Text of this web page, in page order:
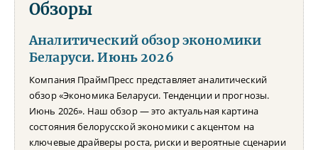
Обзоры
Аналитический обзор экономики
Беларуси. Июнь 2026
Компания ПраймПресс представляет аналитический
обзор «Экономика Беларуси. Тенденции и прогнозы.
Июнь 2026». Наш обзор — это актуальная картина
состояния белорусской экономики с акцентом на
ключевые драйверы роста, риски и вероятные сценарии